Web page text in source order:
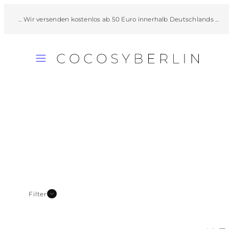
Inhalt
kostenlos ab 50 Euro innerhalb Deutschlands ... ...
Filter